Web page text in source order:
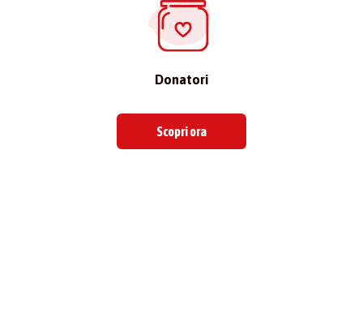
Donatori
Scopri ora